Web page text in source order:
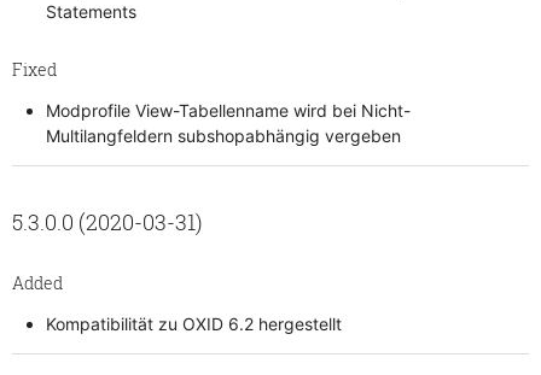
Statements
Fixed
Modprofile View-Tabellenname wird bei Nicht-
Multilangfeldern subshopabhängig vergeben
5.3.0.0 (2020-03-31)
Added
Kompatibilität zu OXID 6.2 hergestellt